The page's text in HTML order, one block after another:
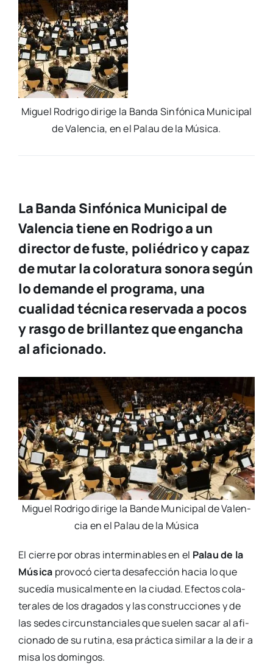
Miguel Rodri­go diri­ge la Ban­da Sin­fó­ni­ca Muni­ci­pal
de Valen­cia, en el Palau de la Músi­ca.
LaBanda Sinfónica Municipal de
Valenciatiene en Rodrigo a un
director de fuste, poliédrico y capaz
de mutar la coloratura sonora según
lo demande el programa, una
cualidad técnica reservada a pocos
y rasgo de brillantez que engancha
al aficionado.
Miguel Rodri­go diri­ge la Ban­de Muni­ci­pal de Valen­
cia en el Palau de la Músi­ca
El cie­rre por obras inter­mi­na­bles en el Palau de la
Músi­ca pro­vo­có cier­ta des­afec­ción hacia lo que
suce­día musi­cal­men­te en la ciu­dad. Efec­tos cola­
te­ra­les de los dra­ga­dos y las cons­truc­cio­nes y de
las sedes cir­cuns­tan­cia­les que sue­len sacar al afi­
cio­na­do de su ruti­na, esa prác­ti­ca simi­lar a la de ir a
misa los domin­gos.